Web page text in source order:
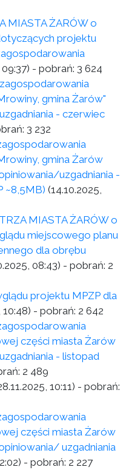
MIASTA ŻARÓW o
projektu
- pobrań: 3 624
gmina Żarów"
- czerwiec
3 232
gmina Żarów
uzgadniania -
~8,5MB) (14.10.2025,
MIASTA ŻARÓW o
miejscowego planu
dla obrębu
08:43) - pobrań: 2
projektu MPZP dla
10:48) - pobrań: 2 642
części miasta Żarów
- listopad
2 489
10:11) - pobrań:
części miasta Żarów
uzgadniania
- pobrań: 2 227